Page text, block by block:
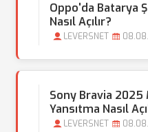
Oppo'da Batarya
Nasıl Açılır?
LEVERSNET
Sony Bravia 2025
Yansıtma Nasıl
LEVERSNET